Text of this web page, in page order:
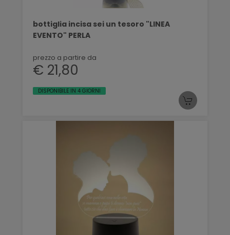
bottiglia incisa sei un tesoro "LINEA
EVENTO" PERLA
prezzo a partire da
€ 21,80
DISPONIBILE IN 4 GIORNI